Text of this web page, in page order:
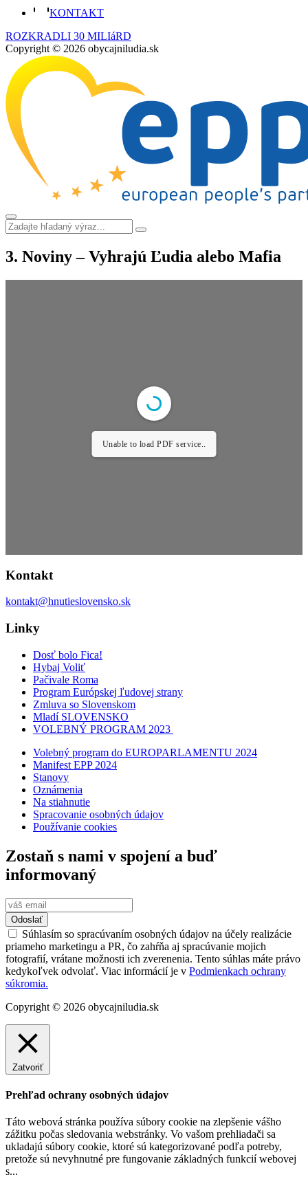
KONTAKT
ROZKRADLI 30 MILIáRD
Copyright © 2026 obycajniludia.sk
3. Noviny – Vyhrajú Ľudia alebo Mafia
Unable to load PDF service..
Kontakt
kontakt@hnutieslovensko.sk
Linky
Dosť bolo Fica!
Hybaj Voliť
Pačivale Roma
Program Európskej ľudovej strany
Zmluva so Slovenskom
Mladí SLOVENSKO
VOLEBNÝ PROGRAM 2023
Volebný program do EUROPARLAMENTU 2024
Manifest EPP 2024
Stanovy
Oznámenia
Na stiahnutie
Spracovanie osobných údajov
Používanie cookies
Zostaň s nami v spojení a buď
informovaný
Odoslať
Súhlasím so spracúvaním osobných údajov na účely realizácie
priameho marketingu a PR, čo zahŕňa aj spracúvanie mojich
fotografií, vrátane možnosti ich zverenenia. Tento súhlas máte právo
kedykoľvek odvolať. Viac informácií je v Podmienkach ochrany
súkromia.
Copyright © 2026 obycajniludia.sk
Zatvoriť
Prehľad ochrany osobných údajov
Táto webová stránka používa súbory cookie na zlepšenie vášho
zážitku počas sledovania webstránky. Vo vašom prehliadači sa
ukladajú súbory cookie, ktoré sú kategorizované podľa potreby,
pretože sú nevyhnutné pre fungovanie základných funkcií webovej
s...